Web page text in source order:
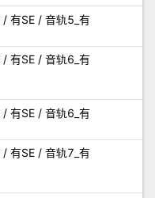
有SE / 音轨5_有
有SE / 音轨6_有
有SE / 音轨6_有
有SE / 音轨7_有